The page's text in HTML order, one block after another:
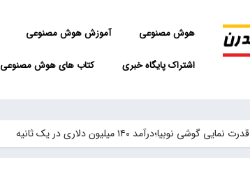
هوش مصنوعی آموزش هوش مصنوعی
اشتراک پایگاه خبری کتاب های هوش مصنوعی
قدرت نمایی گوشی نوبیا؛درآمد ۱۴۰ میلیون دلاری در یک ثانیه